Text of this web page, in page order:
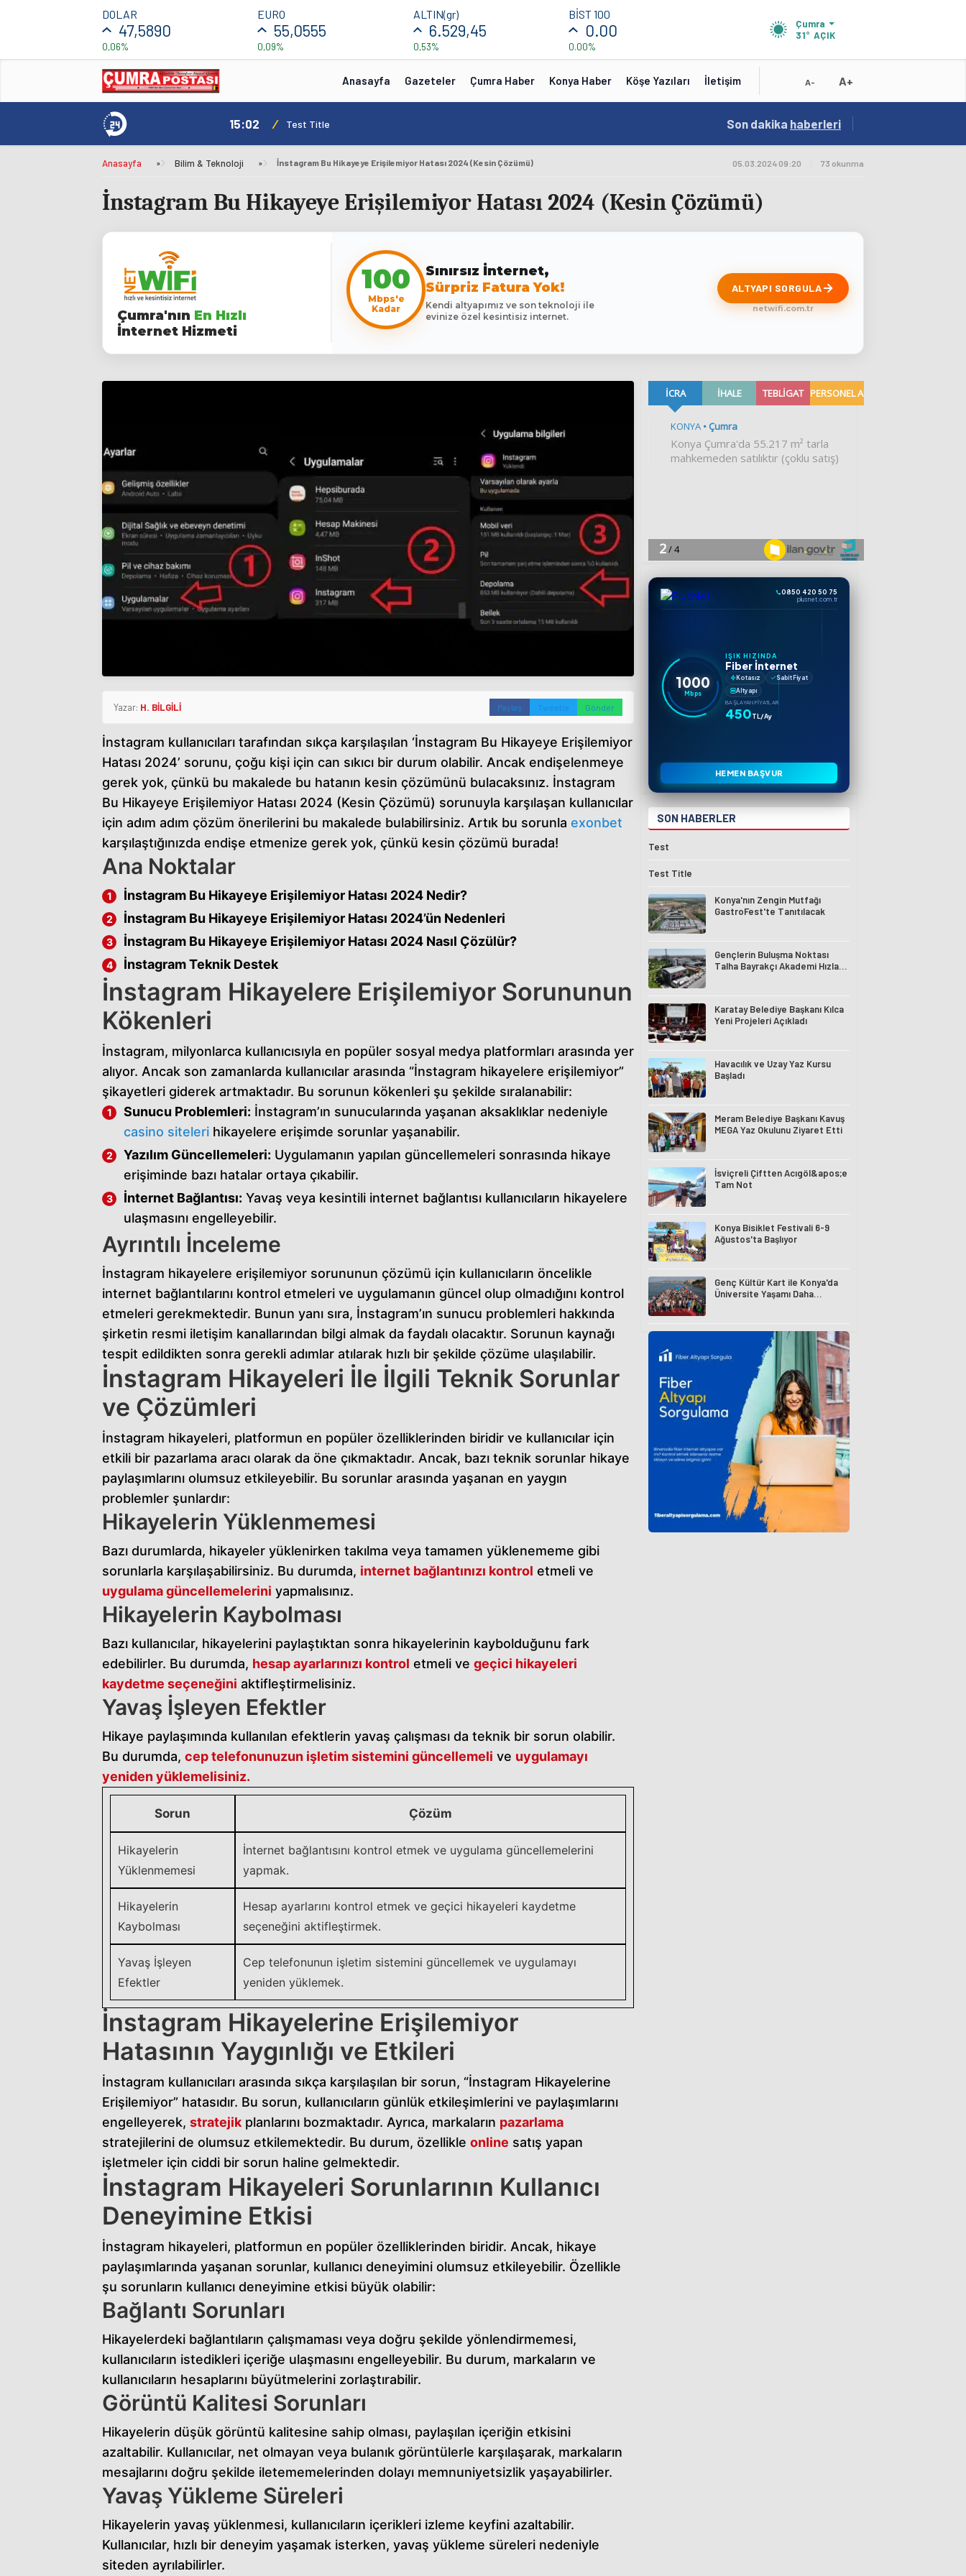
DOLAR
47,5890
0,06%
EURO
55,0555
0,09%
ALTIN(gr)
6.529,45
0,53%
BİST 100
0.00
0.00%
Çumra
31° AÇIK
Anasayfa Gazeteler Çumra Haber Konya Haber Köşe Yazıları İletişim A- A+
15:02 / Test Title 19:01 / Konya'nın Zengin Mutfağı GastroFest'te
Son dakika haberleri
Anasayfa » Bilim & Teknoloji » İnstagram Bu Hikayeye Erişilemiyor Hatası 2024 (Kesin Çözümü) 05.03.2024 09:20 73 okunma
İnstagram Bu Hikayeye Erişilemiyor Hatası 2024 (Kesin Çözümü)
Çumra'nın En Hızlı
İnternet Hizmeti
100
Mbps'e
Kadar
Sınırsız İnternet,
Sürpriz Fatura Yok!
Kendi altyapımız ve son teknoloji ile
evinize özel kesintisiz internet.
ALTYAPI SORGULA
netwifi.com.tr
Yazar: H. BİLGİLİ Paylaş Tweetle Gönder
İnstagram kullanıcıları tarafından sıkça karşılaşılan ‘İnstagram Bu Hikayeye Erişilemiyor
Hatası 2024’ sorunu, çoğu kişi için can sıkıcı bir durum olabilir. Ancak endişelenmeye
gerek yok, çünkü bu makalede bu hatanın kesin çözümünü bulacaksınız. İnstagram
Bu Hikayeye Erişilemiyor Hatası 2024 (Kesin Çözümü) sorunuyla karşılaşan kullanıcılar
için adım adım çözüm önerilerini bu makalede bulabilirsiniz. Artık bu sorunla exonbet
karşılaştığınızda endişe etmenize gerek yok, çünkü kesin çözümü burada!
Ana Noktalar
İnstagram Bu Hikayeye Erişilemiyor Hatası 2024 Nedir?
İnstagram Bu Hikayeye Erişilemiyor Hatası 2024’ün Nedenleri
İnstagram Bu Hikayeye Erişilemiyor Hatası 2024 Nasıl Çözülür?
İnstagram Teknik Destek
İnstagram Hikayelere Erişilemiyor Sorununun
Kökenleri
İnstagram, milyonlarca kullanıcısıyla en popüler sosyal medya platformları arasında yer
alıyor. Ancak son zamanlarda kullanıcılar arasında “İnstagram hikayelere erişilemiyor”
şikayetleri giderek artmaktadır. Bu sorunun kökenleri şu şekilde sıralanabilir:
Sunucu Problemleri: İnstagram’ın sunucularında yaşanan aksaklıklar nedeniyle
casino siteleri hikayelere erişimde sorunlar yaşanabilir.
Yazılım Güncellemeleri: Uygulamanın yapılan güncellemeleri sonrasında hikaye
erişiminde bazı hatalar ortaya çıkabilir.
İnternet Bağlantısı: Yavaş veya kesintili internet bağlantısı kullanıcıların hikayelere
ulaşmasını engelleyebilir.
Ayrıntılı İnceleme
İnstagram hikayelere erişilemiyor sorununun çözümü için kullanıcıların öncelikle
internet bağlantılarını kontrol etmeleri ve uygulamanın güncel olup olmadığını kontrol
etmeleri gerekmektedir. Bunun yanı sıra, İnstagram’ın sunucu problemleri hakkında
şirketin resmi iletişim kanallarından bilgi almak da faydalı olacaktır. Sorunun kaynağı
tespit edildikten sonra gerekli adımlar atılarak hızlı bir şekilde çözüme ulaşılabilir.
İnstagram Hikayeleri İle İlgili Teknik Sorunlar
ve Çözümleri
İnstagram hikayeleri, platformun en popüler özelliklerinden biridir ve kullanıcılar için
etkili bir pazarlama aracı olarak da öne çıkmaktadır. Ancak, bazı teknik sorunlar hikaye
paylaşımlarını olumsuz etkileyebilir. Bu sorunlar arasında yaşanan en yaygın
problemler şunlardır:
Hikayelerin Yüklenmemesi
Bazı durumlarda, hikayeler yüklenirken takılma veya tamamen yüklenememe gibi
sorunlarla karşılaşabilirsiniz. Bu durumda, internet bağlantınızı kontrol etmeli ve
uygulama güncellemelerini yapmalısınız.
Hikayelerin Kaybolması
Bazı kullanıcılar, hikayelerini paylaştıktan sonra hikayelerinin kaybolduğunu fark
edebilirler. Bu durumda, hesap ayarlarınızı kontrol etmeli ve geçici hikayeleri
kaydetme seçeneğini aktifleştirmelisiniz.
Yavaş İşleyen Efektler
Hikaye paylaşımında kullanılan efektlerin yavaş çalışması da teknik bir sorun olabilir.
Bu durumda, cep telefonunuzun işletim sistemini güncellemeli ve uygulamayı
yeniden yüklemelisiniz.
Sorun Çözüm
Hikayelerin
Yüklenmemesi
İnternet bağlantısını kontrol etmek ve uygulama güncellemelerini
yapmak.
Hikayelerin
Kaybolması
Hesap ayarlarını kontrol etmek ve geçici hikayeleri kaydetme
seçeneğini aktifleştirmek.
Yavaş İşleyen
Efektler
Cep telefonunun işletim sistemini güncellemek ve uygulamayı
yeniden yüklemek.
İnstagram Hikayelerine Erişilemiyor
Hatasının Yaygınlığı ve Etkileri
İnstagram kullanıcıları arasında sıkça karşılaşılan bir sorun, “İnstagram Hikayelerine
Erişilemiyor” hatasıdır. Bu sorun, kullanıcıların günlük etkileşimlerini ve paylaşımlarını
engelleyerek, stratejikplanlarını bozmaktadır. Ayrıca, markaların pazarlama
stratejilerini de olumsuz etkilemektedir. Bu durum, özellikle online satış yapan
işletmeler için ciddi bir sorun haline gelmektedir.
İnstagram Hikayeleri Sorunlarının Kullanıcı
Deneyimine Etkisi
İnstagram hikayeleri, platformun en popüler özelliklerinden biridir. Ancak, hikaye
paylaşımlarında yaşanan sorunlar, kullanıcı deneyimini olumsuz etkileyebilir. Özellikle
şu sorunların kullanıcı deneyimine etkisi büyük olabilir:
Bağlantı Sorunları
Hikayelerdeki bağlantıların çalışmaması veya doğru şekilde yönlendirmemesi,
kullanıcıların istedikleri içeriğe ulaşmasını engelleyebilir. Bu durum, markaların ve
kullanıcıların hesaplarını büyütmelerini zorlaştırabilir.
Görüntü Kalitesi Sorunları
Hikayelerin düşük görüntü kalitesine sahip olması, paylaşılan içeriğin etkisini
azaltabilir. Kullanıcılar, net olmayan veya bulanık görüntülerle karşılaşarak, markaların
mesajlarını doğru şekilde iletememelerinden dolayı memnuniyetsizlik yaşayabilirler.
Yavaş Yükleme Süreleri
Hikayelerin yavaş yüklenmesi, kullanıcıların içerikleri izleme keyfini azaltabilir.
Kullanıcılar, hızlı bir deneyim yaşamak isterken, yavaş yükleme süreleri nedeniyle
siteden ayrılabilirler.
0850 420 50 75
plusnet.com.tr
1000
Mbps
IŞIK HIZINDA
Fiber İnternet
Kotasız
Sabit Fiyat
Altyapı
BAŞLAYAN FIYATLAR
450TL/Ay
HEMEN BAŞVUR
SON HABERLER
Test
Test Title
Konya'nın Zengin Mutfağı
GastroFest'te Tanıtılacak
Gençlerin Buluşma Noktası
Talha Bayrakçı Akademi Hızla
Karatay Belediye Başkanı Kılca
Yeni Projeleri Açıkladı
Havacılık ve Uzay Yaz Kursu
Başladı
Meram Belediye Başkanı Kavuş
MEGA Yaz Okulunu Ziyaret Etti
İsviçreli Çiftten Acıgöl&apos;e
Tam Not
Konya Bisiklet Festivali 6-9
Ağustos'ta Başlıyor
Genç Kültür Kart ile Konya'da
Üniversite Yaşamı Daha